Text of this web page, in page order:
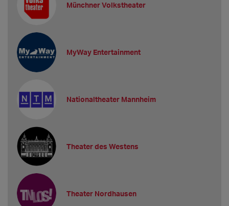
Münchner Volkstheater
MyWay Entertainment
Nationaltheater Mannheim
Theater des Westens
Theater Nordhausen